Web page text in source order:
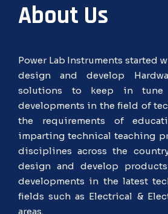
About Us
Power Lab Instruments started
design and develop
solutions to keep in
developments in the field of
the requirements of
imparting technical teaching
disciplines across the
design and develop
developments in the latest
fields such as Electrical &
areas.